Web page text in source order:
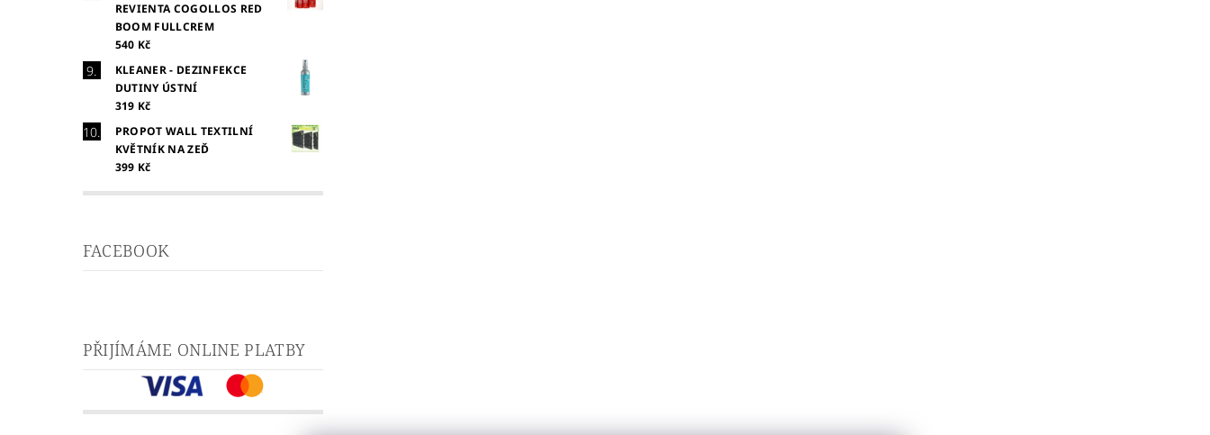
REVIENTA COGOLLOS RED
BOOM FULLCREM
540 Kč
KLEANER - DEZINFEKCE
DUTINY ÚSTNÍ
319 Kč
PROPOT WALL TEXTILNÍ
KVĚTNÍK NA ZEĎ
399 Kč
FACEBOOK
PŘIJÍMÁME ONLINE PLATBY